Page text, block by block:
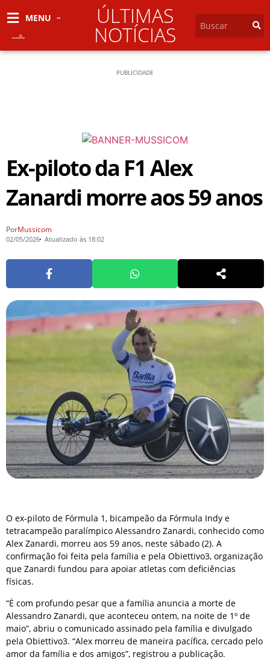
MENU ÚLTIMAS
NOTÍCIAS
PUBLICIDADE
Ex-piloto da F1 Alex
Zanardi morre aos 59 anos
PorMussicom
02/05/2026 Atualizado às 18:02
O ex-piloto de Fórmula 1, bicampeão da Fórmula Indy e
tetracampeão paralímpico Alessandro Zanardi, conhecido como
Alex Zanardi, morreu aos 59 anos, neste sábado (2). A
confirmação foi feita pela família e pela Obiettivo3, organização
que Zanardi fundou para apoiar atletas com deficiências
físicas.
“É com profundo pesar que a família anuncia a morte de
Alessandro Zanardi, que aconteceu ontem, na noite de 1º de
maio”, abriu o comunicado assinado pela família e divulgado
pela Obiettivo3. “Alex morreu de maneira pacífica, cercado pelo
amor da família e dos amigos”, registrou a publicação.